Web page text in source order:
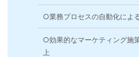
○業務プロセスの自動化によ
○効果的なマーケティング施
上